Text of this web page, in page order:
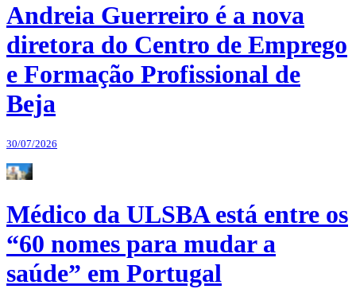
Andreia Guerreiro é a nova
diretora do Centro de Emprego
e Formação Profissional de
Beja
30/07/2026
Médico da ULSBA está entre os
“60 nomes para mudar a
saúde” em Portugal